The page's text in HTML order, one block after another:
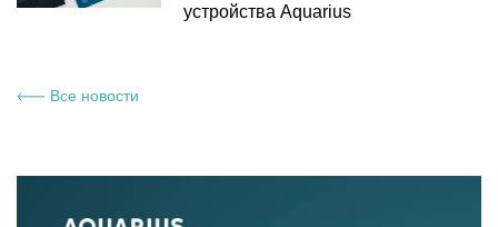
устройства Aquarius
Все новости